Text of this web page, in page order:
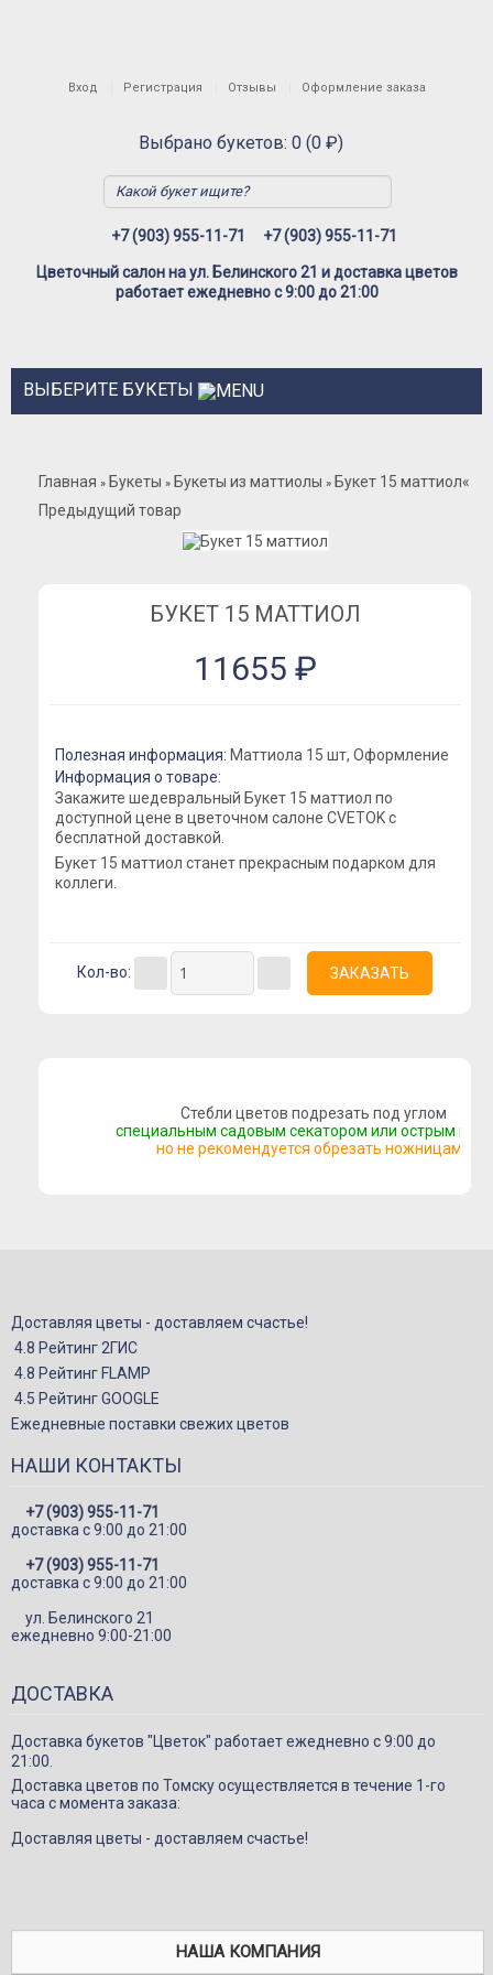
Вход Регистрация Отзывы Оформление заказа
Выбрано букетов: 0 (0 ₽)
+7 (903) 955-11-71 +7 (903) 955-11-71
Цветочный салон на ул. Белинского 21 и доставка цветов
работает ежедневно с 9:00 до 21:00
ВЫБЕРИТЕ БУКЕТЫ
Розы Премиум
Розы Пионовидные
Букеты из гипсофилы
Букеты из ирисов
Букеты из лилий
Букеты из маттиолы
Букеты из эустомы
Моно-букеты
Букеты с орхидеей
Букеты с гортензией
Цветы
Композиции
Корзины с цветами
Подарки
Конфеты и сладкие подарки
Декор в цветы
Главная » Букеты » Букеты из маттиолы » Букет 15 маттиол«
Предыдущий товар
БУКЕТ 15 МАТТИОЛ
11655 ₽
Полезная информация: Маттиола 15 шт, Оформление
Информация о товаре:
Закажите шедевральный Букет 15 маттиол по
доступной цене в цветочном салоне CVETOK с
бесплатной доставкой.
Букет 15 маттиол станет прекрасным подарком для
коллеги.
Кол-во:
Стебли цветов подрезать под углом
специальным садовым секатором или острым
но не рекомендуется обрезать ножницами
Доставляя цветы - доставляем счастье!
4.8 Рейтинг 2ГИС
4.8 Рейтинг FLAMP
4.5 Рейтинг GOOGLE
Ежедневные поставки свежих цветов
НАШИ КОНТАКТЫ
+7 (903) 955-11-71
доставка c 9:00 до 21:00
+7 (903) 955-11-71
доставка c 9:00 до 21:00
ул. Белинского 21
ежедневно 9:00-21:00
ДОСТАВКА
Доставка букетов "Цветок" работает ежедневно с 9:00 до
21:00.
Доставка цветов по Томску осуществляется в течение 1-го
часа с момента заказа:
Доставляя цветы - доставляем счастье!
НАША КОМПАНИЯ